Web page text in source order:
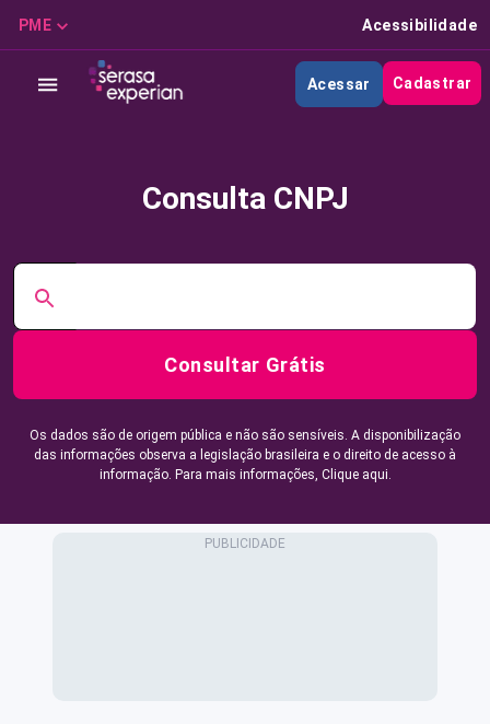
PME Acessibilidade
Acessar Cadastrar
Consulta CNPJ
Consultar Grátis
Os dados são de origem pública e não são sensíveis. A disponibilização
das informações observa a legislação brasileira e o direito de acesso à
informação. Para mais informações, Clique aqui.